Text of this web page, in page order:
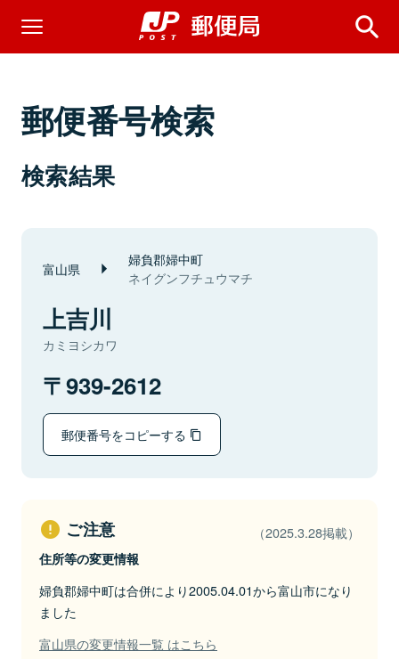
郵便番号検索
検索結果
富山県 婦負郡婦中町
ネイグンフチュウマチ
上吉川
カミヨシカワ
939-2612
郵便番号をコピーする
ご注意 （2025.3.28掲載）
住所等の変更情報
婦負郡婦中町は合併により2005.04.01から富山市になり
ました
富山県の変更情報一覧 はこちら